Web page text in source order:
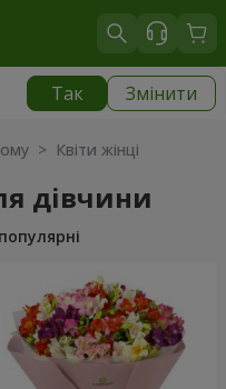
Так Змінити
> Квіти жінці
дівчини
популярні